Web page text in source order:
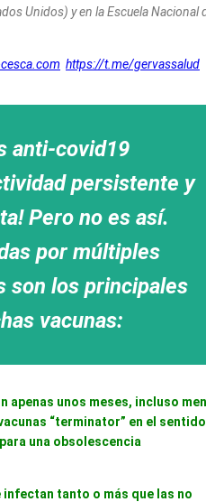
Unidos) y en la Escuela Nacional
https://t.me/gervassalud
anti-covid19
persistente y
Pero no es así.
por múltiples
son los principales
vacunas:
apenas unos meses, incluso
“terminator” en el
una obsolescencia
tanto o más que las no